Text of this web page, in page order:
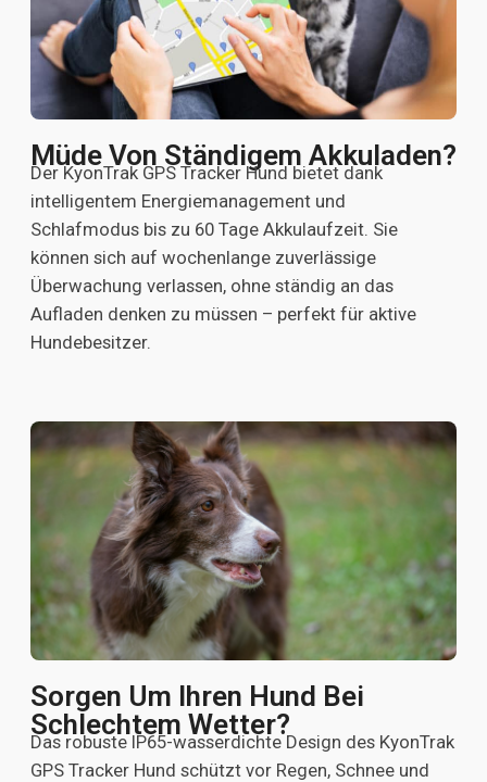
Müde Von Ständigem Akkuladen?
Der KyonTrak GPS Tracker Hund bietet dank
intelligentem Energiemanagement und
Schlafmodus bis zu 60 Tage Akkulaufzeit. Sie
können sich auf wochenlange zuverlässige
Überwachung verlassen, ohne ständig an das
Aufladen denken zu müssen – perfekt für aktive
Hundebesitzer.
Sorgen Um Ihren Hund Bei
Schlechtem Wetter?
Das robuste IP65-wasserdichte Design des KyonTrak
GPS Tracker Hund schützt vor Regen, Schnee und